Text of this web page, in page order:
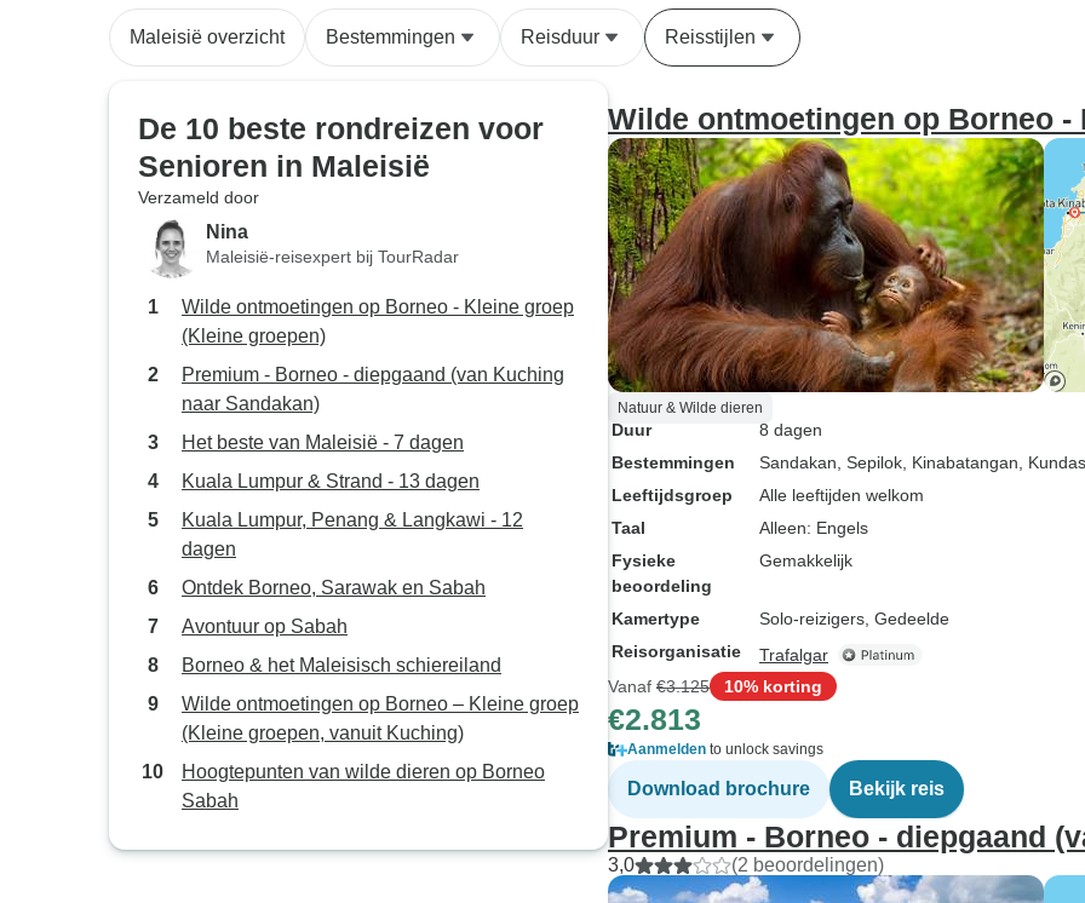
Maleisië overzicht Bestemmingen Reisduur Reisstijlen
De 10 beste rondreizen voor
Senioren in Maleisië
Verzameld door
Nina
Maleisië-reisexpert bij TourRadar
Wilde ontmoetingen op Borneo - Kleine groep
(Kleine groepen)
Premium - Borneo - diepgaand (van Kuching
naar Sandakan)
Het beste van Maleisië - 7 dagen
Kuala Lumpur & Strand - 13 dagen
Kuala Lumpur, Penang & Langkawi - 12
dagen
Ontdek Borneo, Sarawak en Sabah
Avontuur op Sabah
Borneo & het Maleisisch schiereiland
Wilde ontmoetingen op Borneo – Kleine groep
(Kleine groepen, vanuit Kuching)
Hoogtepunten van wilde dieren op Borneo
Sabah
Wilde ontmoetingen op Borneo
Natuur & Wilde dieren
Duur
8 dagen
Bestemmingen
Sandakan , Sepilok , Kinabatangan ,
Leeftijdsgroep
Alle leeftijden welkom
Taal
Alleen: Engels
Fysieke
beoordeling
Gemakkelijk
Kamertype
Solo-reizigers, Gedeelde
Reisorganisatie
Trafalgar
Vanaf €3.125 10% korting
€2.813
Aanmelden to unlock savings
Download brochure Bekijk reis
Premium - Borneo - diepgaand
3,0 (2 beoordelingen)